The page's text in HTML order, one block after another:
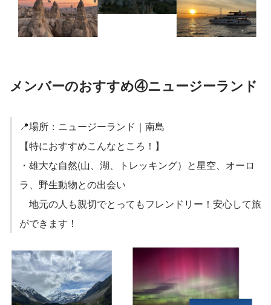
メンバーのおすすめ④ニュージーランド
📍場所：ニュージーランド｜南島
【特におすすめこんなところ！】
・雄大な自然(山、湖、トレッキング）と星空、オーロ
ラ、野生動物との出会い
地元の人も親切でとってもフレンドリー！安心して旅
ができます！